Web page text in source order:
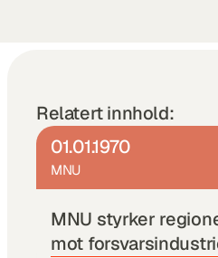
Relatert innhold:
01.01.1970
MNU
MNU styrker
mot